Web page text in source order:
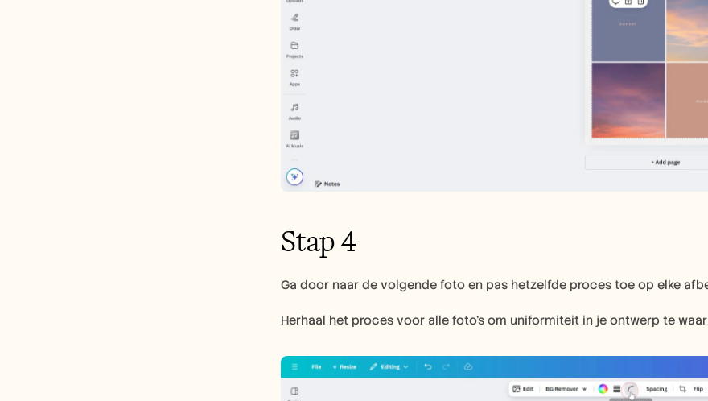
Stap 4
Ga door naar de volgende foto en pas hetzelfde proces toe op elke
Herhaal het proces voor alle foto's om uniformiteit in je ontwerp te